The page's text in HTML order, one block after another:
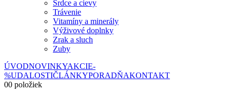
Srdce a cievy
Trávenie
Vitamíny a minerály
Výživové doplnky
Zrak a sluch
Zuby
ÚVODNOVINKYAKCIE-
%UDALOSTIČLÁNKYPORADŇAKONTAKT
00 položiek